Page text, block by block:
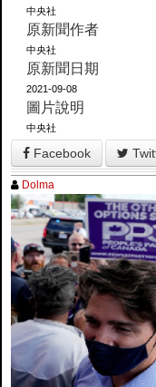
中央社
原新聞作者
中央社
原新聞日期
2021-09-08
圖片說明
中央社
Facebook
Dolma